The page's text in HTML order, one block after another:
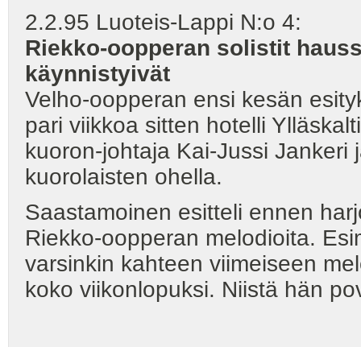
2.2.95 Luoteis-Lappi N:o 4:
Riekko-oopperan solistit
käynnistyivät
Velho-oopperan ensi kesän
pari viikkoa sitten hotelli
kuoron-johtaja Kai-Jussi
kuorolaisten ohella.
Saastamoinen esitteli ennen
Riekko-oopperan melodioita.
varsinkin kahteen viimeiseen
koko viikonlopuksi. Niistä hän